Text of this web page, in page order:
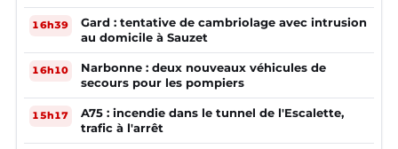
16h39
Gard : tentative de cambriolage avec intrusion
au domicile à Sauzet
16h10
Narbonne : deux nouveaux véhicules de
secours pour les pompiers
15h17
A75 : incendie dans le tunnel de l'Escalette,
trafic à l'arrêt